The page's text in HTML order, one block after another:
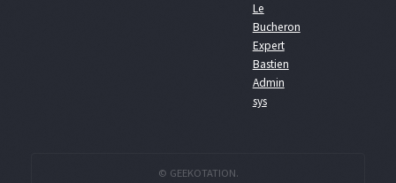
Le
Bucheron
Expert
Bastien
Admin
sys
© GEEKOTATION.